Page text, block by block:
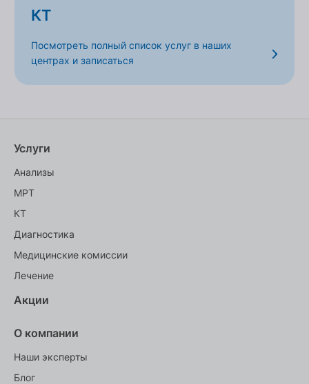
КТ
Посмотреть полный список услуг в наших
центрах и записаться
Услуги
Анализы
МРТ
КТ
Диагностика
Медицинские комиссии
Лечение
Акции
О компании
Наши эксперты
Блог